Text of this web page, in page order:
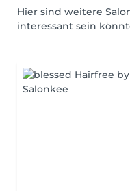
Hier sind weitere
interessant sein